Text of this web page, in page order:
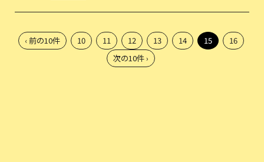
‹ 前の10件 10 11 12 13 14 15
16
次の10件 ›